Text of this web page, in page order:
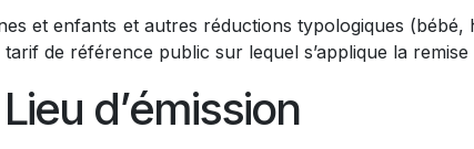
et enfants et autres réductions typologiques
de référence public sur lequel s’applique la remise
Lieu d’émission